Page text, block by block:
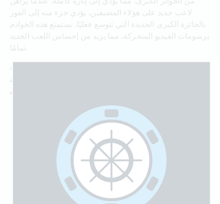
لاعب جديد على هؤلاء المضيفين، يؤدي جزء منه إلى الفوز
بالجائزة الكبرى الجديدة التي تتوسع فعليًا. تستمتع هذه الخوادم
برسومات الفيديو المتحركة، مما يزيد من إحساس اللعب الجديد
تمامًا.
ت
ت
ي